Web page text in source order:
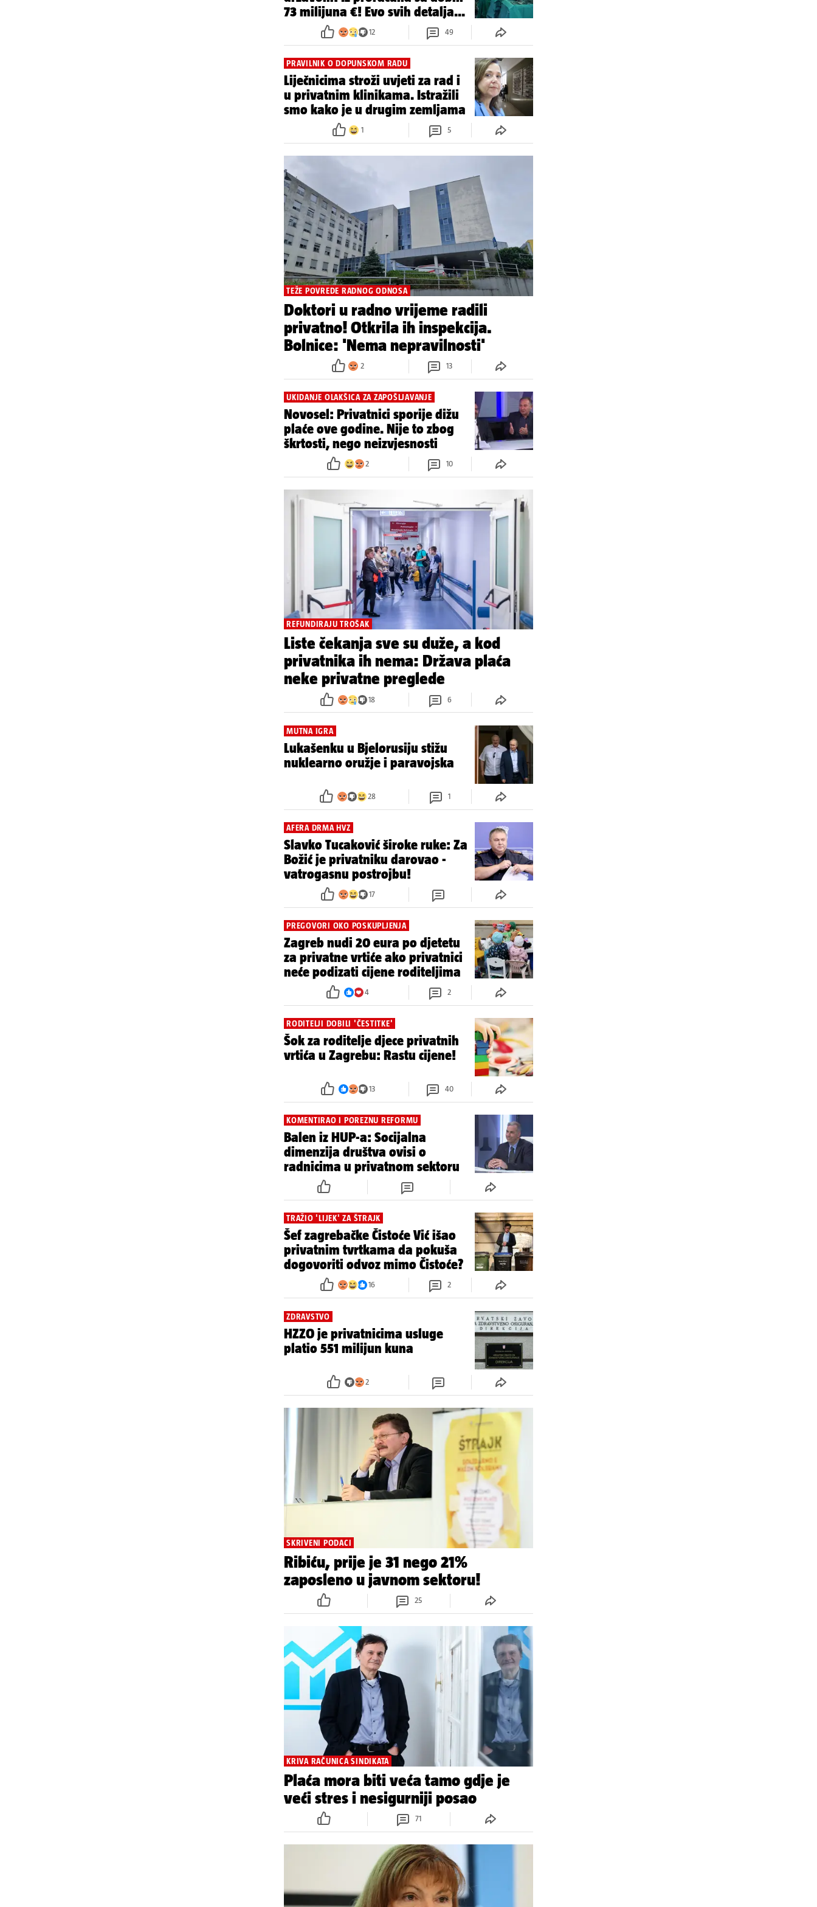
73 milijuna €! Evo svih detalja...
12 49
PRAVILNIK O DOPUNSKOM RADU
Liječnicima stroži uvjeti za rad i
u privatnim klinikama. Istražili
smo kako je u drugim zemljama
1 5
TEŽE POVREDE RADNOG ODNOSA
Doktori u radno vrijeme radili
privatno! Otkrila ih inspekcija.
Bolnice: 'Nema nepravilnosti'
2 13
UKIDANJE OLAKŠICA ZA ZAPOŠLJAVANJE
Novosel: Privatnici sporije dižu
plaće ove godine. Nije to zbog
škrtosti, nego neizvjesnosti
2 10
REFUNDIRAJU TROŠAK
Liste čekanja sve su duže, a kod
privatnika ih nema: Država plaća
neke privatne preglede
18 6
MUTNA IGRA
Lukašenku u Bjelorusiju stižu
nuklearno oružje i paravojska
28 1
AFERA DRMA HVZ
Slavko Tucaković široke ruke: Za
Božić je privatniku darovao -
vatrogasnu postrojbu!
17
PREGOVORI OKO POSKUPLJENJA
Zagreb nudi 20 eura po djetetu
za privatne vrtiće ako privatnici
neće podizati cijene roditeljima
4 2
RODITELJI DOBILI 'ČESTITKE'
Šok za roditelje djece privatnih
vrtića u Zagrebu: Rastu cijene!
13 40
KOMENTIRAO I POREZNU REFORMU
Balen iz HUP-a: Socijalna
dimenzija društva ovisi o
radnicima u privatnom sektoru
TRAŽIO 'LIJEK' ZA ŠTRAJK
Šef zagrebačke Čistoće Vić išao
privatnim tvrtkama da pokuša
dogovoriti odvoz mimo Čistoće?
16 2
ZDRAVSTVO
HZZO je privatnicima usluge
platio 551 milijun kuna
2
SKRIVENI PODACI
Ribiću, prije je 31 nego 21%
zaposleno u javnom sektoru!
25
KRIVA RAČUNICA SINDIKATA
Plaća mora biti veća tamo gdje je
veći stres i nesigurniji posao
71